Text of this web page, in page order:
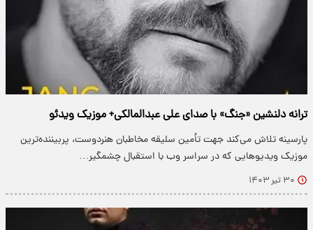
ترانه دلنشین «جنگ» با صدای علی عبدالمالکی+ موزیک ویدئو
پارسینه تلاش می‌کند جهت تأمین سلیقه مخاطبان هنردوست، پربیننده‌ترین
موزیک ویدیو‌هایی که در سراسر وب با استقبال چشمگیر…
۳۰ تیر ۱۴۰۳